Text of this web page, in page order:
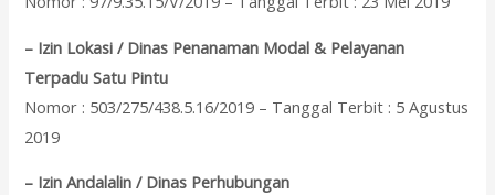
– Izin Lokasi / Dinas Penanaman Modal & Pelayanan
Terpadu Satu Pintu
Nomor : 503/275/438.5.16/2019 – Tanggal Terbit : 5 Agustus
2019
– Izin Andalalin / Dinas Perhubungan